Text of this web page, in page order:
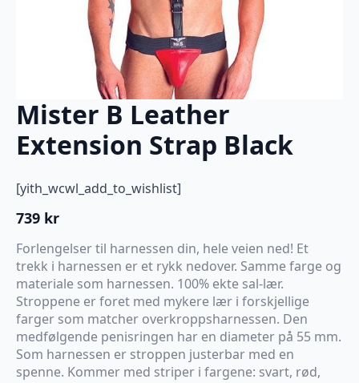
Mister B Leather
Extension Strap Black
[yith_wcwl_add_to_wishlist]
739 kr
Forlengelser til harnessen din, hele veien ned! Et
trekk i harnessen er et rykk nedover. Samme farge og
materiale som harnessen. 100% ekte sal-lær.
Stroppene er foret med mykere lær i forskjellige
farger som matcher overkroppsharnessen. Den
medfølgende penisringen har en diameter på 55 mm.
Som harnessen er stroppen justerbar med en
spenne. Kommer med striper i fargene: svart, rød,